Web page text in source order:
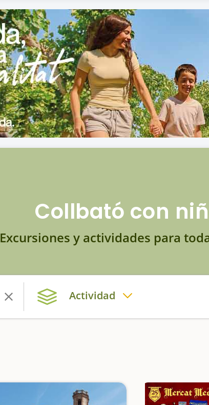
Collbató con
Excursiones y actividades para
Actividad